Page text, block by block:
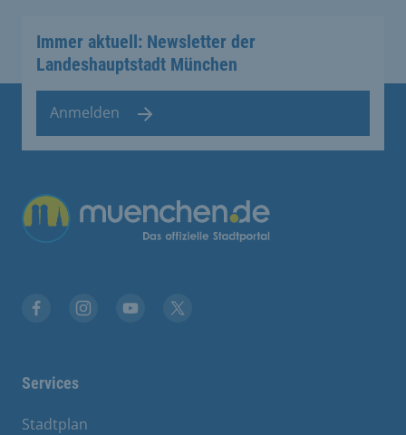
Immer aktuell: Newsletter der
Landeshauptstadt München
Anmelden
Übergreifende Links
Services
Stadtplan